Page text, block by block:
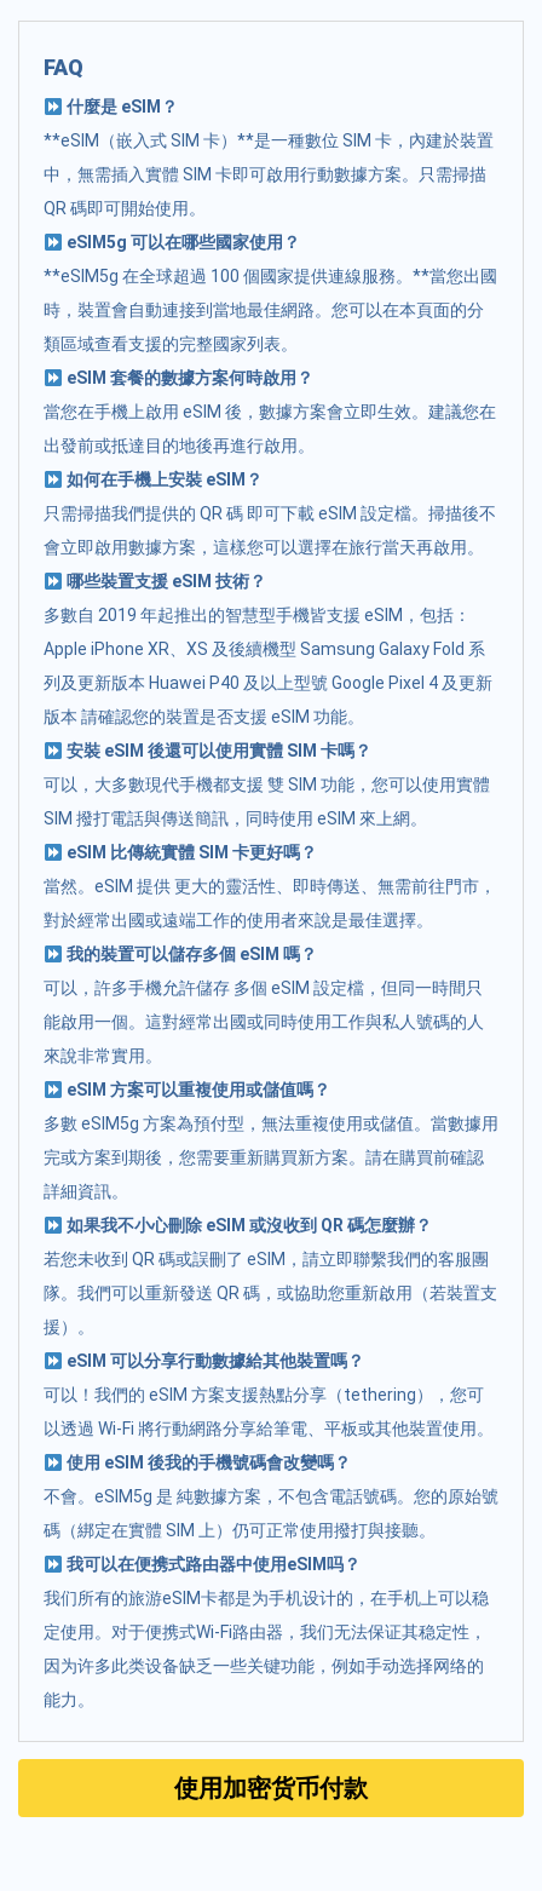
FAQ
什麼是 eSIM？
**eSIM（嵌入式 SIM 卡）**是一種數位 SIM 卡，內建於裝置
中，無需插入實體 SIM 卡即可啟用行動數據方案。只需掃描
QR 碼即可開始使用。
eSIM5g 可以在哪些國家使用？
**eSIM5g 在全球超過 100 個國家提供連線服務。**當您出國
時，裝置會自動連接到當地最佳網路。您可以在本頁面的分
類區域查看支援的完整國家列表。
eSIM 套餐的數據方案何時啟用？
當您在手機上啟用 eSIM 後，數據方案會立即生效。建議您在
出發前或抵達目的地後再進行啟用。
如何在手機上安裝 eSIM？
只需掃描我們提供的 QR 碼 即可下載 eSIM 設定檔。掃描後不
會立即啟用數據方案，這樣您可以選擇在旅行當天再啟用。
哪些裝置支援 eSIM 技術？
多數自 2019 年起推出的智慧型手機皆支援 eSIM，包括：
Apple iPhone XR、XS 及後續機型 Samsung Galaxy Fold 系
列及更新版本 Huawei P40 及以上型號 Google Pixel 4 及更新
版本 請確認您的裝置是否支援 eSIM 功能。
安裝 eSIM 後還可以使用實體 SIM 卡嗎？
可以，大多數現代手機都支援 雙 SIM 功能，您可以使用實體
SIM 撥打電話與傳送簡訊，同時使用 eSIM 來上網。
eSIM 比傳統實體 SIM 卡更好嗎？
當然。eSIM 提供 更大的靈活性、即時傳送、無需前往門市，
對於經常出國或遠端工作的使用者來說是最佳選擇。
我的裝置可以儲存多個 eSIM 嗎？
可以，許多手機允許儲存 多個 eSIM 設定檔，但同一時間只
能啟用一個。這對經常出國或同時使用工作與私人號碼的人
來說非常實用。
eSIM 方案可以重複使用或儲值嗎？
多數 eSIM5g 方案為預付型，無法重複使用或儲值。當數據用
完或方案到期後，您需要重新購買新方案。請在購買前確認
詳細資訊。
如果我不小心刪除 eSIM 或沒收到 QR 碼怎麼辦？
若您未收到 QR 碼或誤刪了 eSIM，請立即聯繫我們的客服團
隊。我們可以重新發送 QR 碼，或協助您重新啟用（若裝置支
援）。
eSIM 可以分享行動數據給其他裝置嗎？
可以！我們的 eSIM 方案支援熱點分享（tethering），您可
以透過 Wi-Fi 將行動網路分享給筆電、平板或其他裝置使用。
使用 eSIM 後我的手機號碼會改變嗎？
不會。eSIM5g 是 純數據方案，不包含電話號碼。您的原始號
碼（綁定在實體 SIM 上）仍可正常使用撥打與接聽。
我可以在便携式路由器中使用eSIM吗？
我们所有的旅游eSIM卡都是为手机设计的，在手机上可以稳
定使用。对于便携式Wi-Fi路由器，我们无法保证其稳定性，
因为许多此类设备缺乏一些关键功能，例如手动选择网络的
能力。
使用加密货币付款